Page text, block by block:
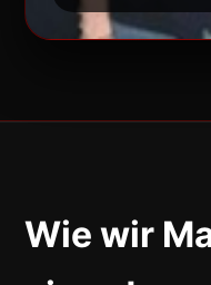
Wie wir